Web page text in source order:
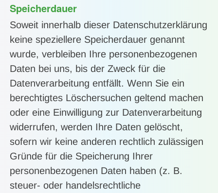
Speicherdauer
Soweit innerhalb dieser Datenschutzerklärung
keine speziellere Speicherdauer genannt
wurde, verbleiben Ihre personenbezogenen
Daten bei uns, bis der Zweck für die
Datenverarbeitung entfällt. Wenn Sie ein
berechtigtes Löschersuchen geltend machen
oder eine Einwilligung zur Datenverarbeitung
widerrufen, werden Ihre Daten gelöscht,
sofern wir keine anderen rechtlich zulässigen
Gründe für die Speicherung Ihrer
personenbezogenen Daten haben (z. B.
steuer- oder handelsrechtliche